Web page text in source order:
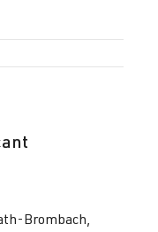
Brombach,